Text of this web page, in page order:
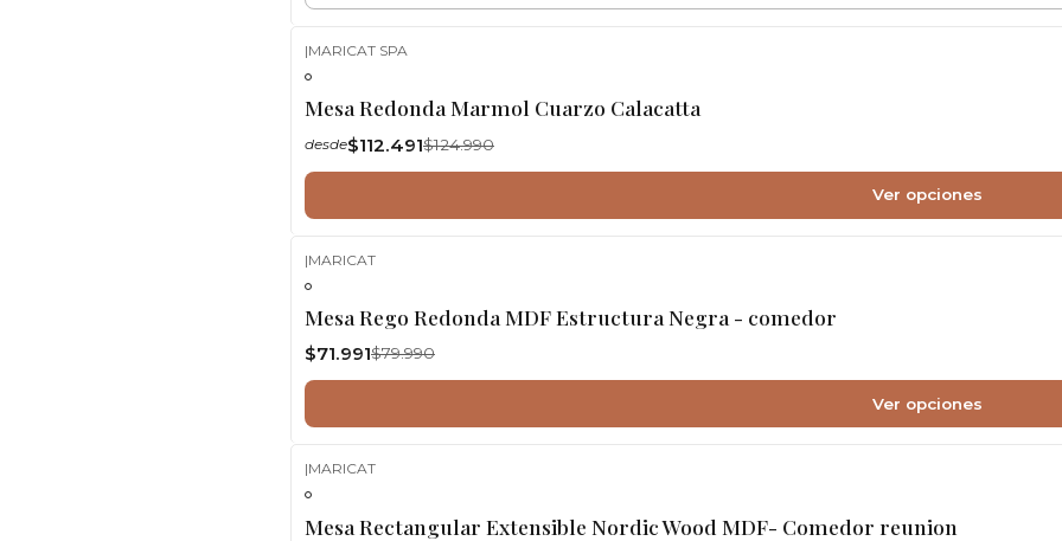
|MARICAT SPA
Mesa Redonda Marmol Cuarzo Calacatta
desde$112.491$124.990
Ver opciones
|MARICAT
Mesa Rego Redonda MDF Estructura Negra - comedor
$71.991$79.990
Ver opciones
|MARICAT
Mesa Rectangular Extensible Nordic Wood MDF- Comedor reunion